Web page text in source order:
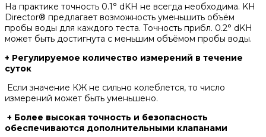
На практике точность 0.1° dKH не всегда необходима. KH
Director® предлагает возможность уменьшить объём
пробы воды для каждого теста. Точность прибл. 0.2° dKH
может быть достигнута с меньшим объёмом пробы воды.
+ Регулируемое количество измерений в течение
суток
Если значение КЖ не сильно колеблется, то число
измерений может быть уменьшено.
+ Более высокая точность и безопасность
обеспечиваются дополнительными клапанами